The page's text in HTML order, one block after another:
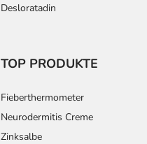
Desloratadin
TOP PRODUKTE
Fieberthermometer
Neurodermitis Creme
Zinksalbe